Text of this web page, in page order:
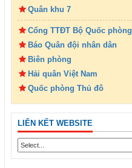
Quân khu 7
Cổng TTĐT Bộ Quốc phòng
Báo Quân đội nhân dân
Biên phòng
Hải quân Việt Nam
Quốc phòng Thủ đô
LIÊN KẾT WEBSITE